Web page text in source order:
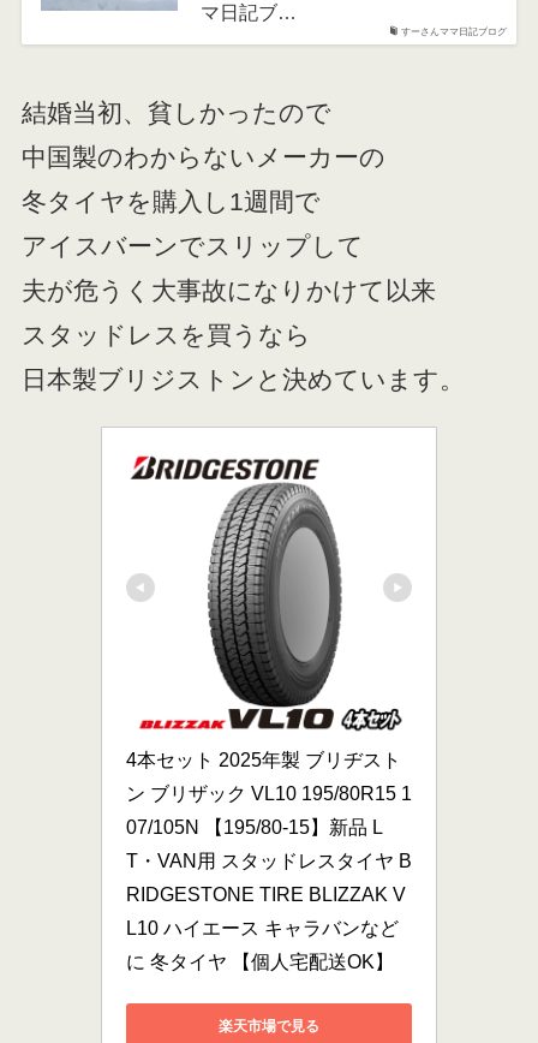
すーさんママ日記ブログ
マ日記ブ…
結婚当初、貧しかったので
中国製のわからないメーカーの
冬タイヤを購入し1週間で
アイスバーンでスリップして
夫が危うく大事故になりかけて以来
スタッドレスを買うなら
日本製ブリジストンと決めています。
4本セット 2025年製 ブリヂスト
ン ブリザック VL10 195/80R15 1
07/105N 【195/80-15】新品 L
T・VAN用 スタッドレスタイヤ B
RIDGESTONE TIRE BLIZZAK V
L10 ハイエース キャラバンなど
に 冬タイヤ 【個人宅配送OK】
楽天市場で見る